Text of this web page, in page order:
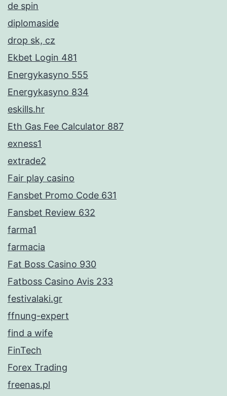
de spin
diplomaside
drop sk, cz
Ekbet Login 481
Energykasyno 555
Energykasyno 834
eskills.hr
Eth Gas Fee Calculator 887
exness1
extrade2
Fair play casino
Fansbet Promo Code 631
Fansbet Review 632
farma1
farmacia
Fat Boss Casino 930
Fatboss Casino Avis 233
festivalaki.gr
ffnung-expert
find a wife
FinTech
Forex Trading
freenas.pl